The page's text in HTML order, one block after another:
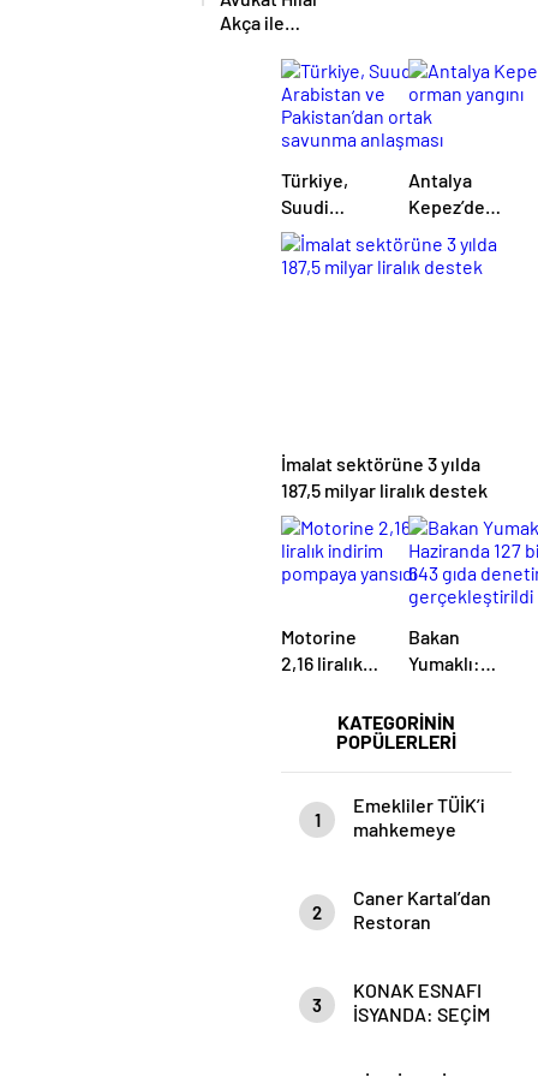
protokolü
imzalandı
Akça ile
Albayrak
dünya evine
KATEGORİNİN
POPÜLERLERİ
1
Emekliler TÜİK’i
mahkemeye
2
Caner Kartal’dan
Restoran
Kazanan Kim,
Kaybeden Kim?
3
KONAK ESNAFI
İSYANDA: SEÇİM
Türkiye,
Suudi
Arabistan
ve
Pakistan’dan
Antalya
Kepez’de
orman
yangını
İmalat sektörüne 3 yılda
187,5 milyar liralık destek
Motorine
2,16 liralık
pompaya
yansıdı
Bakan
Yumaklı:
127 bin 643
gıda
denetimi
gerçekleştirildi